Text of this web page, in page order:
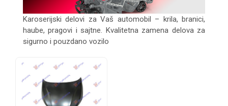
Karoserijski delovi za Vaš automobil – krila, branici,
haube, pragovi i sajtne. Kvalitetna zamena delova za
sigurno i pouzdano vozilo